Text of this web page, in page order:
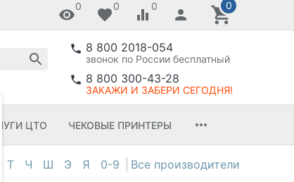
0 0 0 0
8 800 2018-054
звонок по России бесплатный
8 800 300-43-28
ЗАКАЖИ И ЗАБЕРИ СЕГОДНЯ!
ЦТО ЧЕКОВЫЕ ПРИНТЕРЫ
Т Ч Ш Э Я 0-9